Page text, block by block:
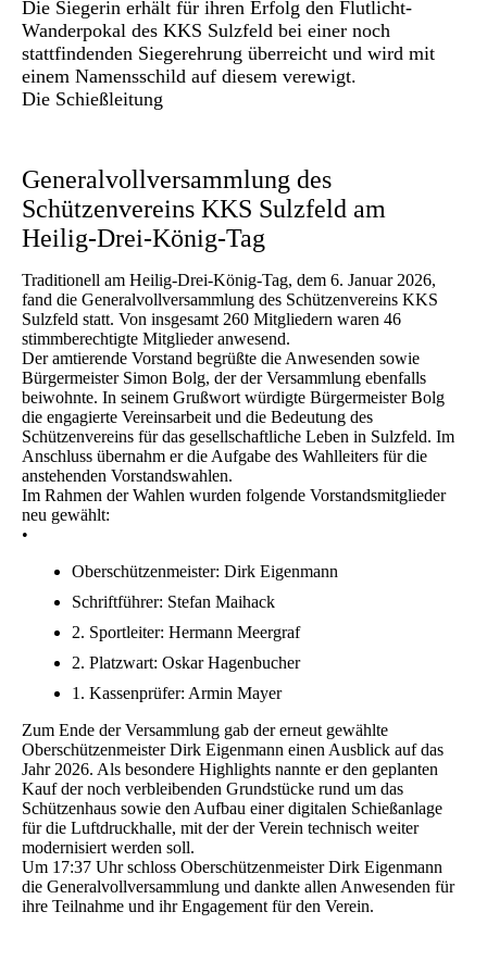
Die Siegerin erhält für ihren Erfolg den Flutlicht-
Wanderpokal des KKS Sulzfeld bei einer noch
stattfindenden Siegerehrung überreicht und wird mit
einem Namensschild auf diesem verewigt.
Die Schießleitung
Generalvollversammlung des
Schützenvereins KKS Sulzfeld am
Heilig-Drei-König-Tag
Traditionell am Heilig-Drei-König-Tag, dem 6. Januar 2026,
fand die Generalvollversammlung des Schützenvereins KKS
Sulzfeld statt. Von insgesamt 260 Mitgliedern waren 46
stimmberechtigte Mitglieder anwesend.
Der amtierende Vorstand begrüßte die Anwesenden sowie
Bürgermeister Simon Bolg, der der Versammlung ebenfalls
beiwohnte. In seinem Grußwort würdigte Bürgermeister Bolg
die engagierte Vereinsarbeit und die Bedeutung des
Schützenvereins für das gesellschaftliche Leben in Sulzfeld. Im
Anschluss übernahm er die Aufgabe des Wahlleiters für die
anstehenden Vorstandswahlen.
Im Rahmen der Wahlen wurden folgende Vorstandsmitglieder
neu gewählt:
•
Oberschützenmeister: Dirk Eigenmann
Schriftführer: Stefan Maihack
2. Sportleiter: Hermann Meergraf
2. Platzwart: Oskar Hagenbucher
1. Kassenprüfer: Armin Mayer
Zum Ende der Versammlung gab der erneut gewählte
Oberschützenmeister Dirk Eigenmann einen Ausblick auf das
Jahr 2026. Als besondere Highlights nannte er den geplanten
Kauf der noch verbleibenden Grundstücke rund um das
Schützenhaus sowie den Aufbau einer digitalen Schießanlage
für die Luftdruckhalle, mit der der Verein technisch weiter
modernisiert werden soll.
Um 17:37 Uhr schloss Oberschützenmeister Dirk Eigenmann
die Generalvollversammlung und dankte allen Anwesenden für
ihre Teilnahme und ihr Engagement für den Verein.